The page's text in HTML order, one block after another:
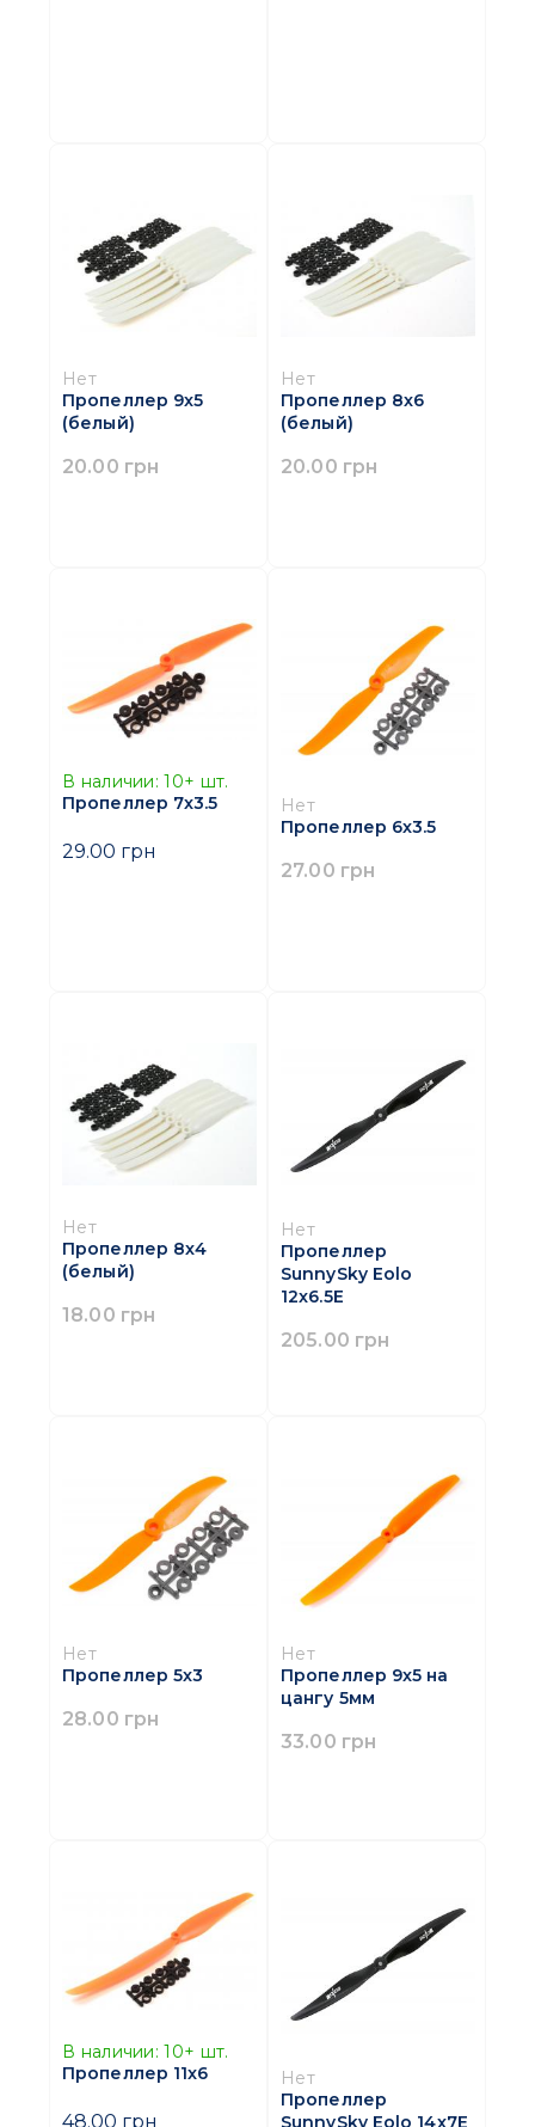
Нет
Пропеллер 9x5
(белый)
20.00 грн
Нет
Пропеллер 8x6
(белый)
20.00 грн
В наличии: 10+ шт.
Пропеллер 7x3.5
29.00 грн
Нет
Пропеллер 6x3.5
27.00 грн
Нет
Пропеллер 8x4
(белый)
18.00 грн
Нет
Пропеллер
SunnySky Eolo
12x6.5E
205.00 грн
Нет
Пропеллер 5x3
28.00 грн
Нет
Пропеллер 9x5 на
цангу 5мм
33.00 грн
В наличии: 10+ шт.
Пропеллер 11x6
48.00 грн
Нет
Пропеллер